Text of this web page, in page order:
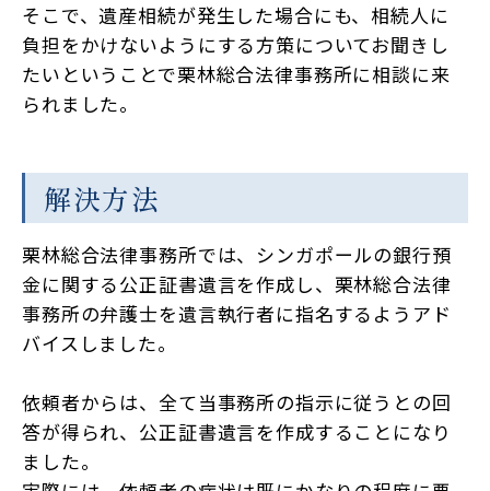
そこで、遺産相続が発生した場合にも、相続人に
負担をかけないようにする方策についてお聞きし
たいということで栗林総合法律事務所に相談に来
られました。
解決方法
栗林総合法律事務所では、シンガポールの銀行預
金に関する公正証書遺言を作成し、栗林総合法律
事務所の弁護士を遺言執行者に指名するようアド
バイスしました。
依頼者からは、全て当事務所の指示に従うとの回
答が得られ、公正証書遺言を作成することになり
ました。